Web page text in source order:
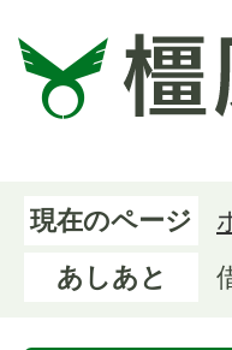
現在のページ
あしあと